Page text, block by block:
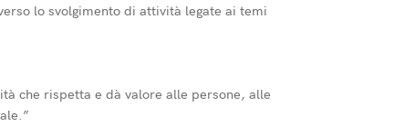
lo svolgimento di attività legate ai temi
che rispetta e dà valore alle persone, alle